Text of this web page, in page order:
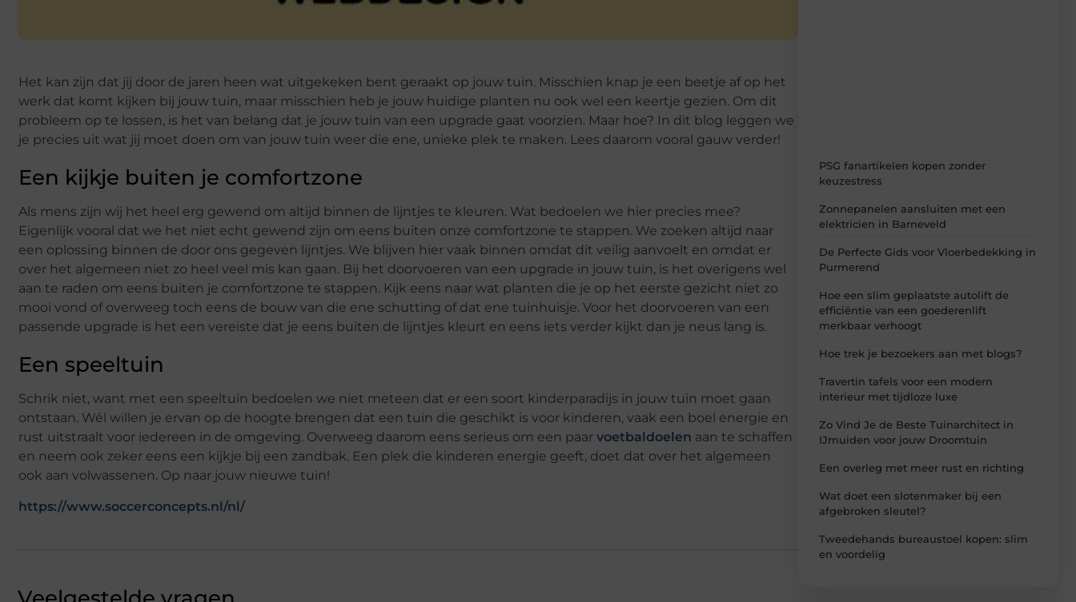
Het kan zijn dat jij door de jaren heen wat uitgekeken bent geraakt op jouw tuin. Misschien knap je een beetje af op het
werk dat komt kijken bij jouw tuin, maar misschien heb je jouw huidige planten nu ook wel een keertje gezien. Om dit
probleem op te lossen, is het van belang dat je jouw tuin van een upgrade gaat voorzien. Maar hoe? In dit blog leggen we
je precies uit wat jij moet doen om van jouw tuin weer die ene, unieke plek te maken. Lees daarom vooral gauw verder!
Een kijkje buiten je comfortzone
Als mens zijn wij het heel erg gewend om altijd binnen de lijntjes te kleuren. Wat bedoelen we hier precies mee?
Eigenlijk vooral dat we het niet echt gewend zijn om eens buiten onze comfortzone te stappen. We zoeken altijd naar
een oplossing binnen de door ons gegeven lijntjes. We blijven hier vaak binnen omdat dit veilig aanvoelt en omdat er
over het algemeen niet zo heel veel mis kan gaan. Bij het doorvoeren van een upgrade in jouw tuin, is het overigens wel
aan te raden om eens buiten je comfortzone te stappen. Kijk eens naar wat planten die je op het eerste gezicht niet zo
mooi vond of overweeg toch eens de bouw van die ene schutting of dat ene tuinhuisje. Voor het doorvoeren van een
passende upgrade is het een vereiste dat je eens buiten de lijntjes kleurt en eens iets verder kijkt dan je neus lang is.
Een speeltuin
Schrik niet, want met een speeltuin bedoelen we niet meteen dat er een soort kinderparadijs in jouw tuin moet gaan
ontstaan. Wél willen je ervan op de hoogte brengen dat een tuin die geschikt is voor kinderen, vaak een boel energie en
rust uitstraalt voor iedereen in de omgeving. Overweeg daarom eens serieus om een paar voetbaldoelen aan te schaffen
en neem ook zeker eens een kijkje bij een zandbak. Een plek die kinderen energie geeft, doet dat over het algemeen
ook aan volwassenen. Op naar jouw nieuwe tuin!
https://www.soccerconcepts.nl/nl/
PSG fanartikelen kopen zonder
keuzestress
Zonnepanelen aansluiten met een
elektricien in Barneveld
De Perfecte Gids voor Vloerbedekking in
Purmerend
Hoe een slim geplaatste autolift de
efficiëntie van een goederenlift
merkbaar verhoogt
Hoe trek je bezoekers aan met blogs?
Travertin tafels voor een modern
interieur met tijdloze luxe
Zo Vind Je de Beste Tuinarchitect in
IJmuiden voor jouw Droomtuin
Een overleg met meer rust en richting
Wat doet een slotenmaker bij een
afgebroken sleutel?
Tweedehands bureaustoel kopen: slim
en voordelig